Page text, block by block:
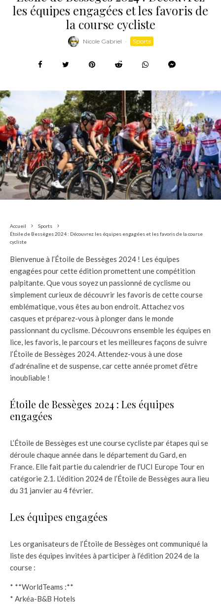
les équipes engagées et les favoris de
la course cycliste
Nicole Gabriel · Sports
Accueil
Sports
Étoile de Bessèges 2024 : Découvrez les équipes engagées et les favoris de la course
cycliste
Bienvenue à l’Étoile de Bessèges 2024 ! Les équipes
engagées pour cette édition promettent une compétition
palpitante. Que vous soyez un passionné de cyclisme ou
simplement curieux de découvrir les favoris de cette course
emblématique, vous êtes au bon endroit. Attachez vos
casques et préparez-vous à plonger dans le monde
passionnant du cyclisme. Découvrons ensemble les équipes en
lice, les favoris, le parcours et les meilleures façons de suivre
l’Étoile de Bessèges 2024. Attendez-vous à une dose
d’adrénaline et de suspense, car cette année promet d’être
inoubliable !
Étoile de Bessèges 2024 : Les équipes
engagées
L’Étoile de Bessèges est une course cycliste par étapes qui se
déroule chaque année dans le département du Gard, en
France. Elle fait partie du calendrier de l’UCI Europe Tour en
catégorie 2.1. L’édition 2024 de l’Étoile de Bessèges aura lieu
du 31 janvier au 4 février.
Les équipes engagées
Les organisateurs de l’Étoile de Bessèges ont communiqué la
liste des équipes invitées à participer à l’édition 2024 de la
course :
* **WorldTeams :**
* Arkéa-B&B Hotels